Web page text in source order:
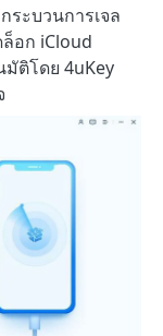
ระบวนการเจล
อก iCloud
ติโดย 4uKey